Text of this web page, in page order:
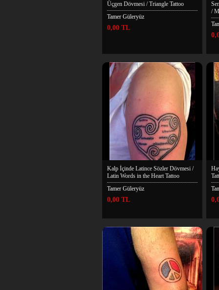
Üçgen Dövmesi / Triangle Tattoo
Tamer Güleryüz
0,00 TL
/
Kalp İçinde Latince Sözler Dövmesi /
Latin Words in the Heart Tattoo
Tamer Güleryüz
0,00 TL